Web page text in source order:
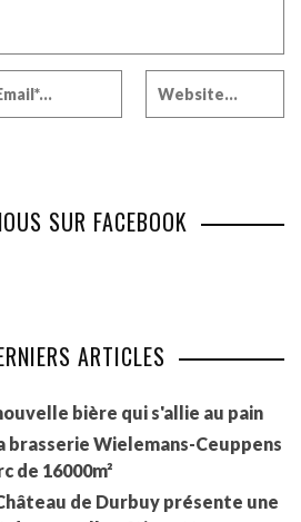
SUR FACEBOOK
ARTICLES
bière qui s'allie au pain
brasserie Wielemans-Ceuppens
de 16000m²
de Durbuy présente une